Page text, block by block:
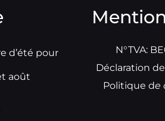
d’été pour
août
N°TVA:
Déclaration
Politique de